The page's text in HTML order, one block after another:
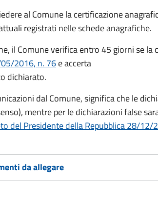
al Comune la certificazione
registrati nelle schede anagrafiche.
il Comune verifica entro 45 giorni se la
2016, n. 76e accerta
dichiarato.
dal Comune, significa che le
mentre per le dichiarazioni false
del Presidente della Repubblica 28/12/
da allegare